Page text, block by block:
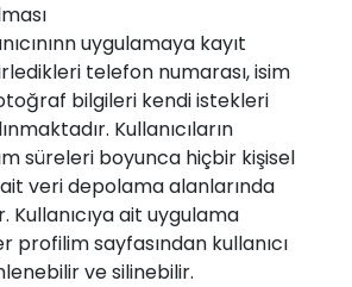
uygulamaya kayıt
telefon numarası, isim
bilgileri kendi istekleri
Kullanıcıların
süreleri boyunca hiçbir kişisel
veri depolama alanlarında
Kullanıcıya ait uygulama
profilim sayfasından kullanıcı
ve silinebilir.